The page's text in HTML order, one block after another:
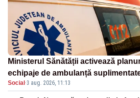
Ministerul Sănătății activează
echipaje de ambulanță
medicamente verificate și puncte
publice
Social ·3 aug. 2026, 11:13